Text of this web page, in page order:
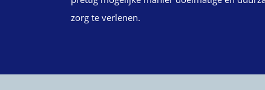
zorg te verlenen.